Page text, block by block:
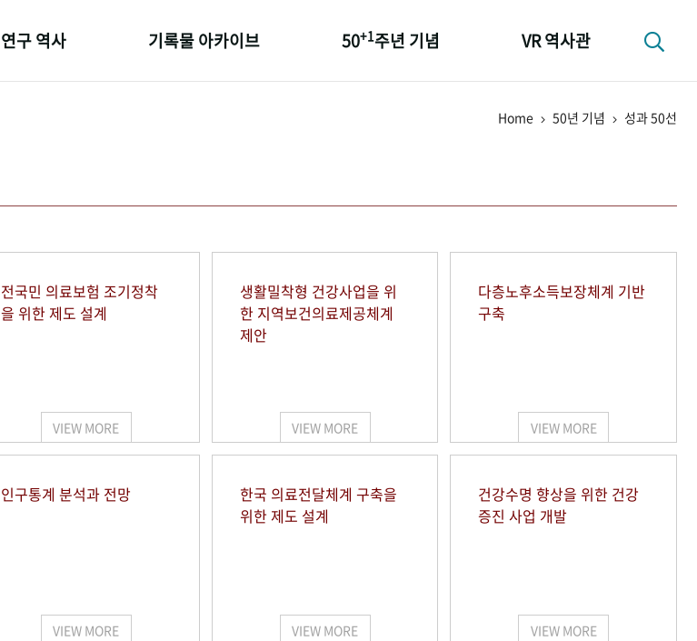
연구 역사 기록물 아카이브 50+1주년 기념 VR 역사관
Home 50년 기념 성과 50선
전국민 의료보험 조기정착
을 위한 제도 설계
VIEW MORE
생활밀착형 건강사업을 위
한 지역보건의료제공체계
제안
VIEW MORE
다층노후소득보장체계 기반
구축
VIEW MORE
인구통계 분석과 전망
VIEW MORE
한국 의료전달체계 구축을
위한 제도 설계
VIEW MORE
건강수명 향상을 위한 건강
증진 사업 개발
VIEW MORE